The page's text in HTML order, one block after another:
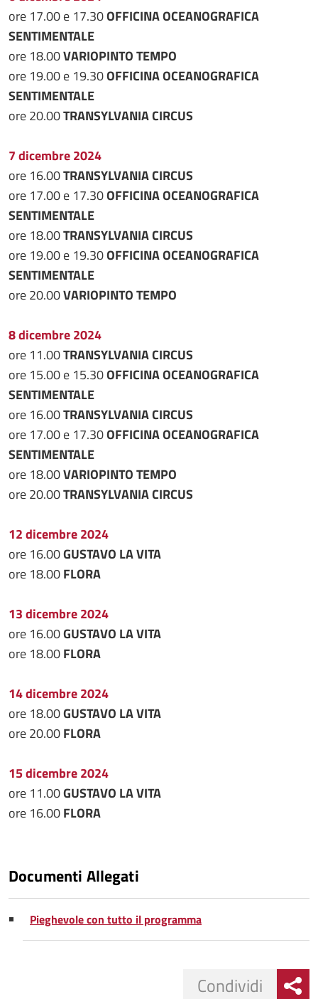
ore 17.00 e 17.30OFFICINA OCEANOGRAFICA
SENTIMENTALE
ore 18.00VARIOPINTO TEMPO
ore 19.00 e 19.30OFFICINA OCEANOGRAFICA
SENTIMENTALE
ore 20.00TRANSYLVANIA CIRCUS
7 dicembre 2024
ore 16.00TRANSYLVANIA CIRCUS
ore 17.00 e 17.30OFFICINA OCEANOGRAFICA
SENTIMENTALE
ore 18.00TRANSYLVANIA CIRCUS
ore 19.00 e 19.30OFFICINA OCEANOGRAFICA
SENTIMENTALE
ore 20.00VARIOPINTO TEMPO
8 dicembre 2024
ore 11.00TRANSYLVANIA CIRCUS
ore 15.00 e 15.30OFFICINA OCEANOGRAFICA
SENTIMENTALE
ore 16.00TRANSYLVANIA CIRCUS
ore 17.00 e 17.30OFFICINA OCEANOGRAFICA
SENTIMENTALE
ore 18.00VARIOPINTO TEMPO
ore 20.00TRANSYLVANIA CIRCUS
12 dicembre 2024
ore 16.00GUSTAVO LA VITA
ore 18.00FLORA
13 dicembre 2024
ore 16.00GUSTAVO LA VITA
ore 18.00FLORA
14 dicembre 2024
ore 18.00GUSTAVO LA VITA
ore 20.00FLORA
15 dicembre 2024
ore 11.00GUSTAVO LA VITA
ore 16.00FLORA
Documenti Allegati
Pieghevole con tutto il programma
Condividi